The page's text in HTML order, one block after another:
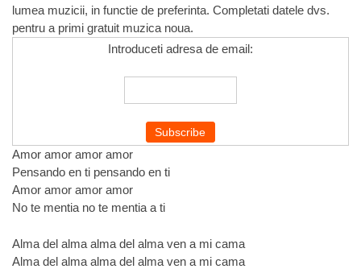
lumea muzicii, in functie de preferinta. Completati datele dvs.
pentru a primi gratuit muzica noua.
Introduceti adresa de email:
Amor amor amor amor
Pensando en ti pensando en ti
Amor amor amor amor
No te mentia no te mentia a ti
Alma del alma alma del alma ven a mi cama
Alma del alma alma del alma ven a mi cama